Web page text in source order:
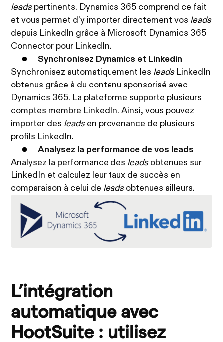
leadspertinents. Dynamics 365 comprend ce fait
et vous permet d’y importer directement vos leads
depuis LinkedIn grâce à Microsoft Dynamics 365
Connector pour LinkedIn.
Synchronisez Dynamics et Linkedin
Synchronisez automatiquement les leadsLinkedIn
obtenus grâce à du contenu sponsorisé avec
Dynamics 365. La plateforme supporte plusieurs
comptes membre LinkedIn. Ainsi, vous pouvez
importer des leadsen provenance de plusieurs
profils LinkedIn.
Analysez la performance de vos leads
Analysez la performance des leadsobtenues sur
LinkedIn et calculez leur taux de succès en
comparaison à celui de leadsobtenues ailleurs.
L’intégration
automatique avec
HootSuite : utilisez